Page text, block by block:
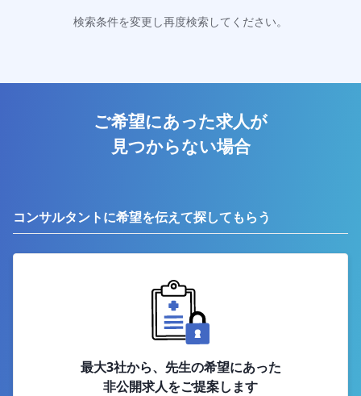
検索条件を変更し再度検索してください。
ご希望にあった求人が
見つからない場合
コンサルタントに希望を伝えて探してもらう
最大3社から、先生の希望にあった
非公開求人をご提案します